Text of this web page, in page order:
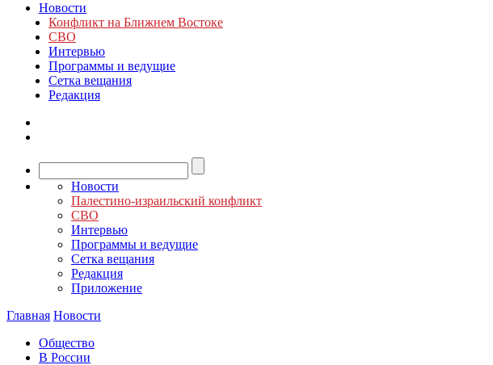
Новости
Конфликт на Ближнем Востоке
СВО
Интервью
Программы и ведущие
Сетка вещания
Редакция
Новости
Палестино-израильский конфликт
СВО
Интервью
Программы и ведущие
Сетка вещания
Редакция
Приложение
Главная Новости
Общество
В России